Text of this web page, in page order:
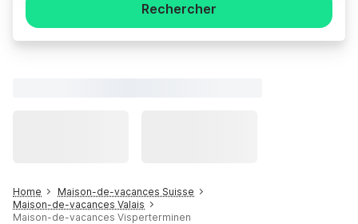
Rechercher
Home
Maison-de-vacances Suisse
Maison-de-vacances Valais
Maison-de-vacances Visperterminen